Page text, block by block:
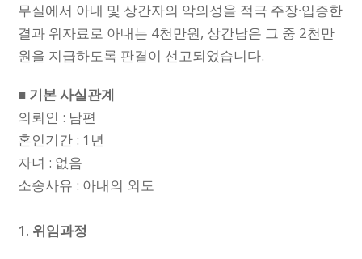
무실에서 아내 및 상간자의 악의성을 적극 주장∙입증한
결과 위자료로 아내는 4천만원, 상간남은 그 중 2천만
원을 지급하도록 판결이 선고되었습니다.
■ 기본 사실관계
의뢰인 : 남편
혼인기간 : 1년
자녀 : 없음
소송사유 : 아내의 외도
1. 위임과정